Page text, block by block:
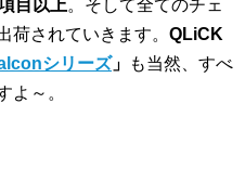
目以上。そして全てのチェ
荷されていきます。 QLiCK
シリーズ」
も当然、すべ
よ～。